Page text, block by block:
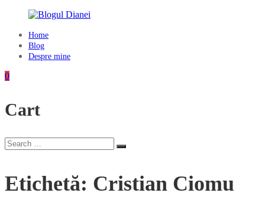
content
Blogul
Dianei
Blognotes
călătorii
și
finețuri
Home
Blog
Despre mine
0
Cart
Search
for:
Search
Etichetă: Cristian Ciomu